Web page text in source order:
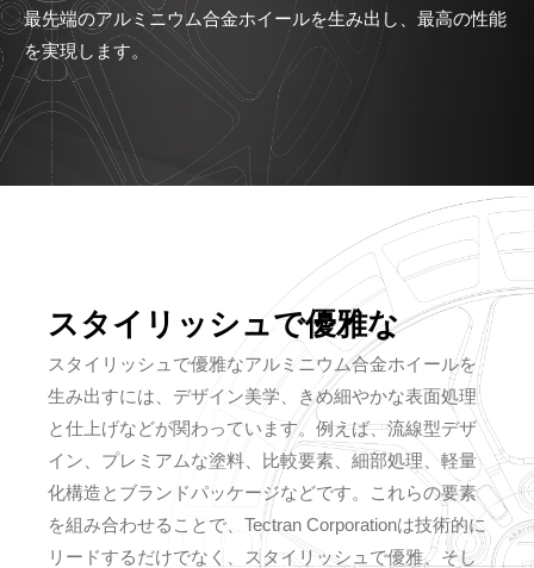
最先端のアルミニウム合金ホイールを生み出し、最高の性能
を実現します。
スタイリッシュで優雅な
スタイリッシュで優雅なアルミニウム合金ホイールを
生み出すには、デザイン美学、きめ細やかな表面処理
と仕上げなどが関わっています。例えば、流線型デザ
イン、プレミアムな塗料、比較要素、細部処理、軽量
化構造とブランドパッケージなどです。これらの要素
を組み合わせることで、Tectran Corporationは技術的に
リードするだけでなく、スタイリッシュで優雅、そし